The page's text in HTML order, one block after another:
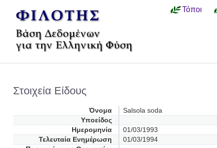
Τόποι
Στοιχεία Είδους
Όνομα
Salsola soda
Υποείδος
Ημερομηνία
01/03/1993
Τελευταία Ενημέρωση
01/03/1994